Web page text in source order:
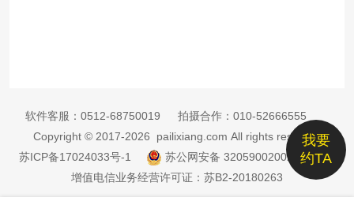
我要
约TA
软件客服： 0512-68750019 拍摄合作： 010-52666555
Copyright © 2017-2026 pailixiang.com All rights reserved
苏ICP备17024033号-1
苏公网安备 32059002002885号
增值电信业务经营许可证：苏B2-20180263